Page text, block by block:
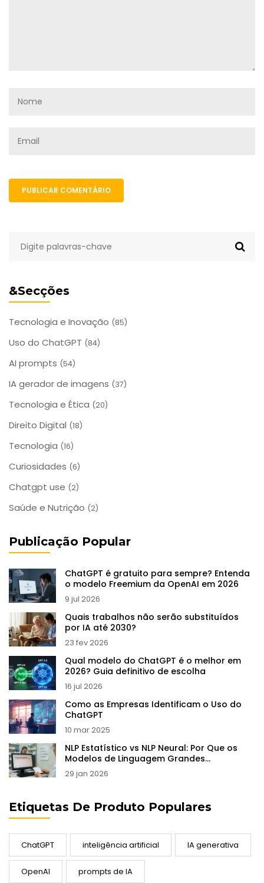
&Secções
Tecnologia e Inovação (85)
Uso do ChatGPT (84)
AI prompts (54)
IA gerador de imagens (37)
Tecnologia e Ética (20)
Direito Digital (18)
Tecnologia (16)
Curiosidades (6)
Chatgpt use (2)
Saúde e Nutrição (2)
Publicação Popular
ChatGPT é gratuito para sempre? Entenda
o modelo Freemium da OpenAI em 2026
9 jul 2026
Quais trabalhos não serão substituídos
por IA até 2030?
23 fev 2026
Qual modelo do ChatGPT é o melhor em
2026? Guia definitivo de escolha
16 jul 2026
Como as Empresas Identificam o Uso do
ChatGPT
10 mar 2025
NLP Estatístico vs NLP Neural: Por Que os
Modelos de Linguagem Grandes
Reescreveram as Regras
29 jan 2026
Etiquetas De Produto Populares
ChatGPT inteligência artificial IA generativa
OpenAI prompts de IA
PUBLICAR COMENTÁRIO